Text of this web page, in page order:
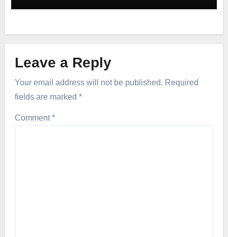
Leave a Reply
Your email address will not be published. Required
fields are marked *
Comment*